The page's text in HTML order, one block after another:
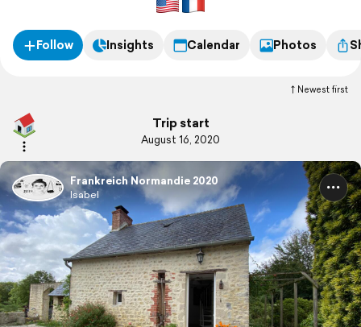
Follow Insights Calendar Photos
Newest first
Trip start
August 16, 2020
Frankreich Normandie 2020
Isabel